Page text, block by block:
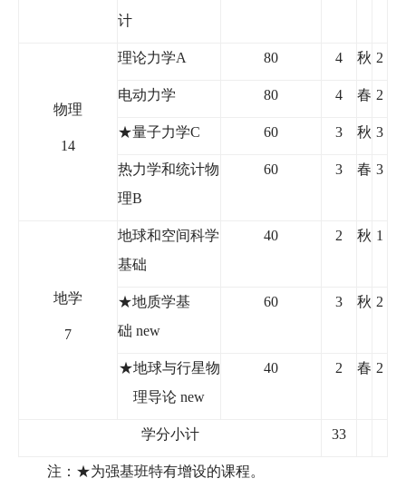
计
物理
14
理论力学A 80 4 秋 2
电动力学 80 4 春 2
★量子力学C 60 3 秋 3
热力学和统计物
理B
60 3 春 3
地学
7
地球和空间科学
基础
40 2 秋 1
★地质学基
础 new
60 3 秋 2
★地球与行星物
理导论 new
40 2 春 2
学分小计 33
注：★为强基班特有增设的课程。